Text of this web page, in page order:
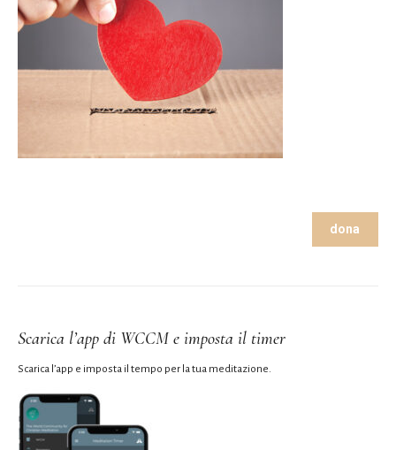
dona
Scarica l’app di WCCM e imposta il timer
Scarica l’app e imposta il tempo per la tua meditazione.